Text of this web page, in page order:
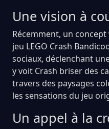
Une vision à
Récemment, un
jeu LEGO Crash
sociaux, déclenchant
y voit Crash briser des
travers des paysages
les sensations du jeu
Un appel à la